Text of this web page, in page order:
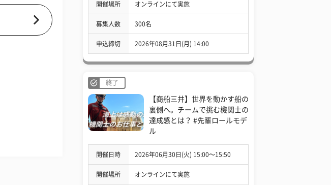
開催場所 オンラインにて実施
募集人数 300名
申込締切 2026年08月31日(月) 14:00
終了
【商船三井】世界を動かす船の
裏側へ。チームで挑む機関士の
達成感とは？ #先輩ロールモデ
ル
開催日時 2026年06月30日(火) 15:00〜15:50
開催場所 オンラインにて実施